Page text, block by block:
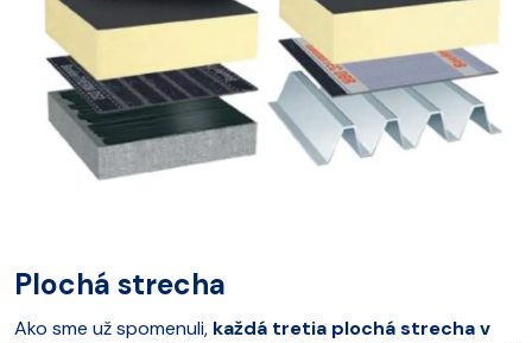
Plochá strecha
Ako sme už spomenuli, každá tretia plochá strecha v